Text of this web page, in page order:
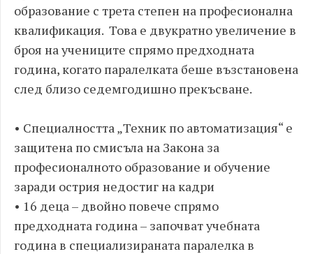
образование с трета степен на професионална
квалификация. Това е двукратно увеличение в
броя на учениците спрямо предходната
година, когато паралелката беше възстановена
след близо седемгодишно прекъсване.
• Специалността „Техник по автоматизация“ е
защитена по смисъла на Закона за
професионалното образование и обучение
заради острия недостиг на кадри
• 16 деца – двойно повече спрямо
предходната година – започват учебната
година в специализираната паралелка в